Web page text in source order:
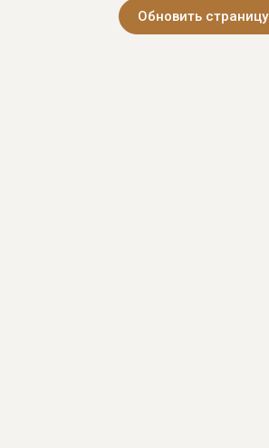
Обновить страницу